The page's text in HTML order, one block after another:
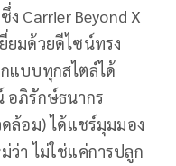
Carrier Beyond X
ยมด้วยดีไซน์ทรง
แบบทุกสไตล์ได้
อภิรักษ์ธนากร
ล้อม) ได้แชร์มุมมอง
ว่า ไม่ใช่แค่การปลูก